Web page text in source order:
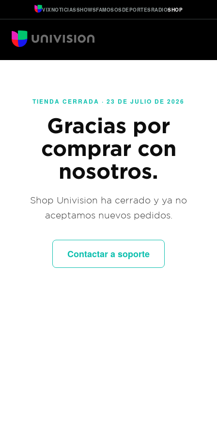
VIXNOTICIASSHOWSFAMOSOSDEPORTESRADIOSHOP
TIENDA CERRADA · 23 DE JULIO DE 2026
Gracias por
comprar con
nosotros.
Shop Univision ha cerrado y ya no
aceptamos nuevos pedidos.
Contactar a soporte